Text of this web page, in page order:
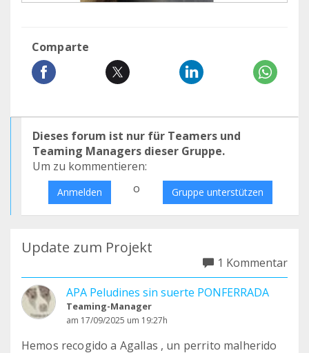
Comparte
Dieses forum ist nur für Teamers und
Teaming Managers dieser Gruppe.
Um zu kommentieren:
Anmelden o Gruppe unterstützen
Update zum Projekt
1 Kommentar
APA Peludines sin suerte PONFERRADA
Teaming-Manager
am 17/09/2025 um 19:27h
Hemos recogido a Agallas , un perrito malherido